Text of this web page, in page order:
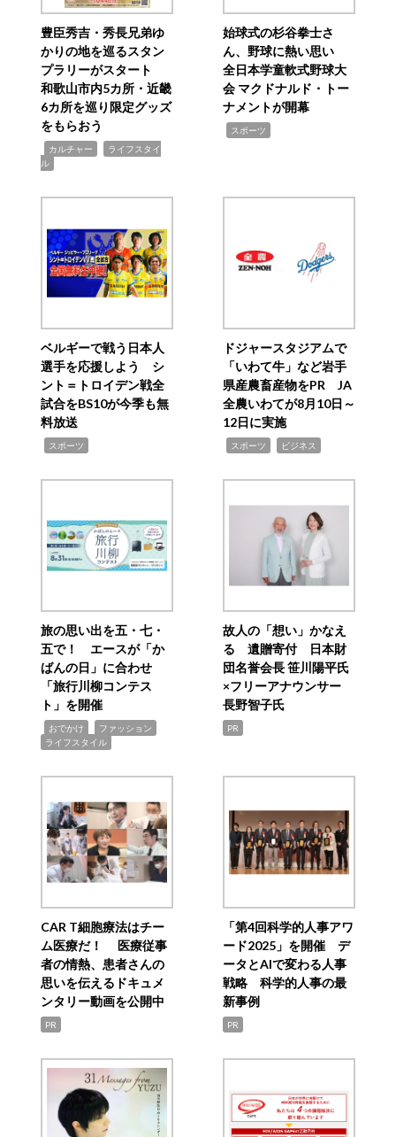
豊臣秀吉・秀長兄弟ゆ
かりの地を巡るスタン
プラリーがスタート
和歌山市内5カ所・近畿
6カ所を巡り限定グッズ
をもらおう
カルチャー
ライフスタイ
ル
始球式の杉谷拳士さ
ん、野球に熱い思い
全日本学童軟式野球大
会 マクドナルド・トー
ナメントが開幕
スポーツ
ベルギーで戦う日本人
選手を応援しよう シ
ント＝トロイデン戦全
試合をBS10が今季も無
料放送
スポーツ
ドジャースタジアムで
「いわて牛」など岩手
県産農畜産物をPR JA
全農いわてが8月10日～
12日に実施
スポーツ ビジネス
旅の思い出を五・七・
五で！ エースが「か
ばんの日」に合わせ
「旅行川柳コンテス
ト」を開催
おでかけ ファッション
ライフスタイル
故人の「想い」かなえ
る 遺贈寄付 日本財
団名誉会長 笹川陽平氏
×フリーアナウンサー
長野智子氏
PR
CAR T細胞療法はチー
ム医療だ！ 医療従事
者の情熱、患者さんの
思いを伝えるドキュメ
ンタリー動画を公開中
PR
「第4回科学的人事アワ
ード2025」を開催 デ
ータとAIで変わる人事
戦略 科学的人事の最
新事例
PR